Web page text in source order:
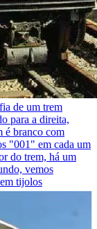
de um trem
para a direita,
é branco com
"001" em cada um
do trem, há um
vemos
tijolos